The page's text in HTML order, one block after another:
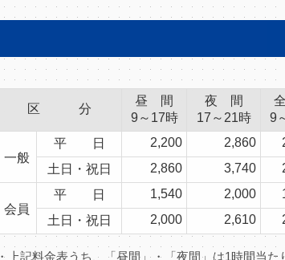
区 分
昼 間
9～17時
夜 間
17～21時
9
一般
平 日 2,200 2,860
土日・祝日 2,860 3,740
会員
平 日 1,540 2,000
土日・祝日
2,000 2,610
・上記料金表うち、「昼間」・「夜間」は1時間当